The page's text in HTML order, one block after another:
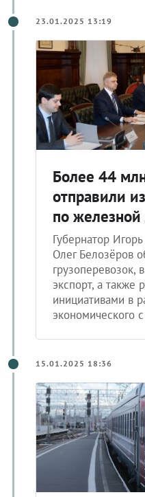
23.01.2025 13:19
Более 44
отправили
по железной
Губернатор
Олег Белозёров
грузоперевозок,
экспорт, а также
инициативами в
экономического с
15.01.2025 18:36